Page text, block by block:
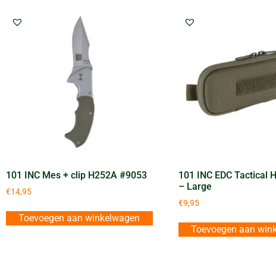
101 INC Mes + clip H252A #9053
€14,95
Toevoegen aan winkelwagen
101 INC EDC Tactical
– Large
€9,95
Toevoegen aan